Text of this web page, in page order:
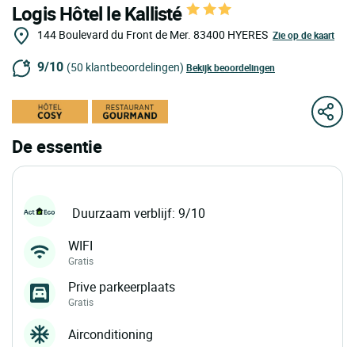
Logis Hôtel le Kallisté
144 Boulevard du Front de Mer. 83400 HYERES Zie op de kaart
9/10 (50 klantbeoordelingen) Bekijk beoordelingen
De essentie
Duurzaam verblijf: 9/10
WIFI
Gratis
Prive parkeerplaats
Gratis
Airconditioning